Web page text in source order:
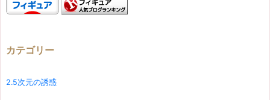
カテゴリー
2.5次元の誘惑